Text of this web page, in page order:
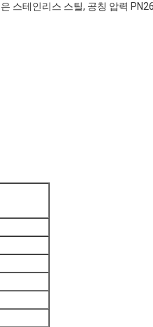
스테인리스 스틸, 공칭 압력